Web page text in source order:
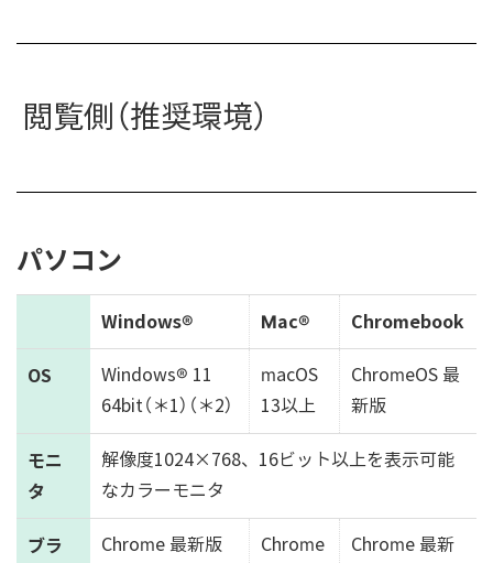
閲覧側 （推奨環境）
パソコン
Windows® Mac® Chromebook
OS
Windows® 11
64bit（＊1）（＊2）
macOS
13以上
ChromeOS 最
新版
モニ
タ
解像度1024×768、16ビット以上を表示可能
なカラーモニタ
ブラ
Chrome 最新版
Chrome
Chrome 最新